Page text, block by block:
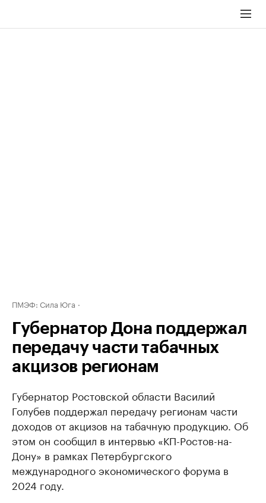
ПМЭФ: Сила Юга
Губернатор Дона поддержал
передачу части табачных
акцизов регионам
Губернатор Ростовской области Василий
Голубев поддержал передачу регионам части
доходов от акцизов на табачную продукцию. Об
этом он сообщил в интервью «КП-Ростов-на-
Дону» в рамках Петербургского
международного экономического форума в
2024 году.